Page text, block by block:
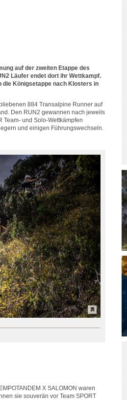
auf der zweiten Etappe des
Läufer endet dort ihr Wettkampf.
die Königsetappe nach Klosters in
884 Transalpine Runner auf
Den RUN2 gewannen nach jeweils
Team- und Solo-Wettkämpfen
und einigen Führungswechseln.
X SALOMON waren
sie souverän vor Team SPORT